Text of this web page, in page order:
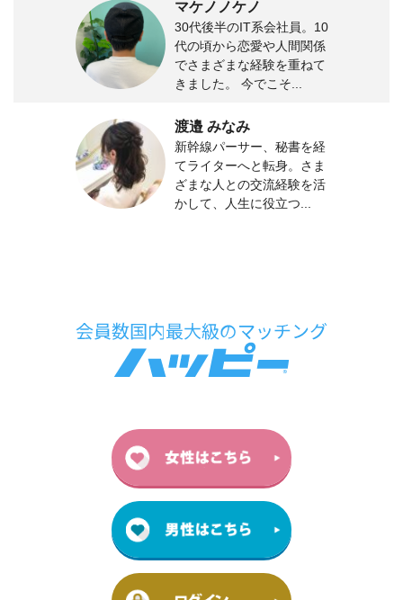
マケノノケノ
30代後半のIT系会社員。10
代の頃から恋愛や人間関係
でさまざまな経験を重ねて
きました。 今でこそ...
渡邉 みなみ
新幹線パーサー、秘書を経
てライターへと転身。さま
ざまな人との交流経験を活
かして、人生に役立つ...